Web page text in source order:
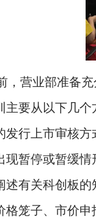
，营业部准备
主要从以下几
发行上市审核
现暂停或暂缓
述有关科创板
格笼子、市价